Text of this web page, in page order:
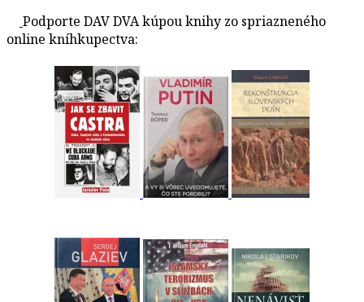
Podporte DAV DVA kúpou knihy zo spriazneného
online kníhkupectva: